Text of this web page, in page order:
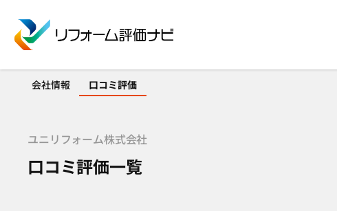
会社情報 口コミ評価
ユニリフォーム株式会社
口コミ評価一覧